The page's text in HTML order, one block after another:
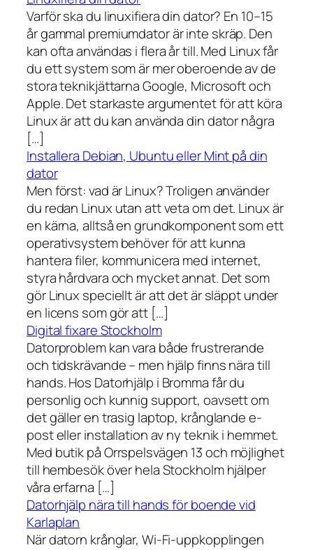
Varför ska du linuxifiera din dator? En 10–15
år gammal premiumdator är inte skräp. Den
kan ofta användas i flera år till. Med Linux får
du ett system som är mer oberoende av de
stora teknikjättarna Google, Microsoft och
Apple. Det starkaste argumentet för att köra
Linux är att du kan använda din dator några
[…]
Installera Debian, Ubuntu eller Mint på din
dator
Men först: vad är Linux? Troligen använder
du redan Linux utan att veta om det. Linux är
en kärna, alltså en grundkomponent som ett
operativsystem behöver för att kunna
hantera filer, kommunicera med internet,
styra hårdvara och mycket annat. Det som
gör Linux speciellt är att det är släppt under
en licens som gör att […]
Digital fixare Stockholm
Datorproblem kan vara både frustrerande
och tidskrävande – men hjälp finns nära till
hands. Hos Datorhjälp i Bromma får du
personlig och kunnig support, oavsett om
det gäller en trasig laptop, krånglande e-
post eller installation av ny teknik i hemmet.
Med butik på Orrspelsvägen 13 och möjlighet
till hembesök över hela Stockholm hjälper
våra erfarna […]
Datorhjälp nära till hands för boende vid
Karlaplan
När datorn krånglar, Wi-Fi-uppkopplingen